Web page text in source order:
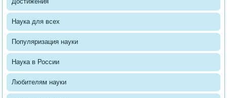
Наука для всех
Популяризация науки
Наука в России
Любителям науки